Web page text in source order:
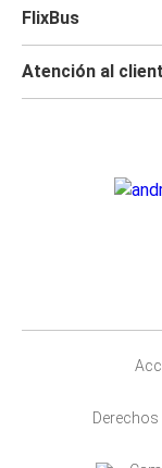
FlixBus
Atención al